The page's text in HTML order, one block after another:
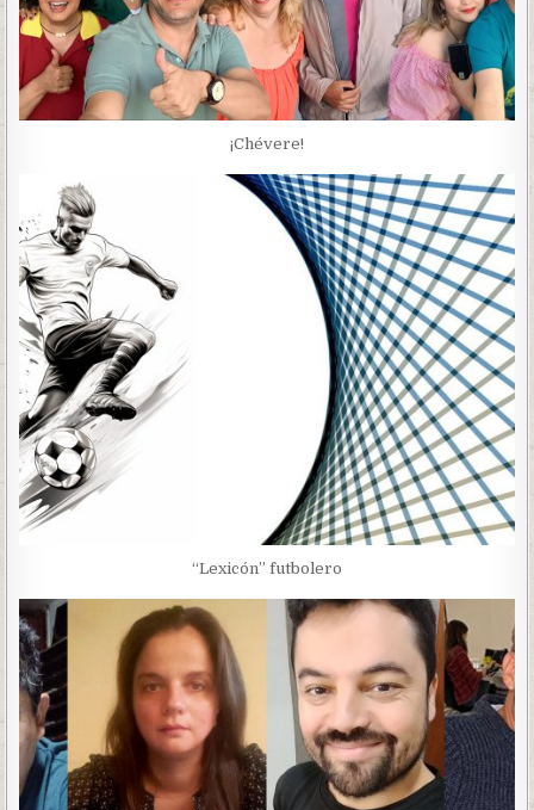
¡Chévere!
“Lexicón” futbolero